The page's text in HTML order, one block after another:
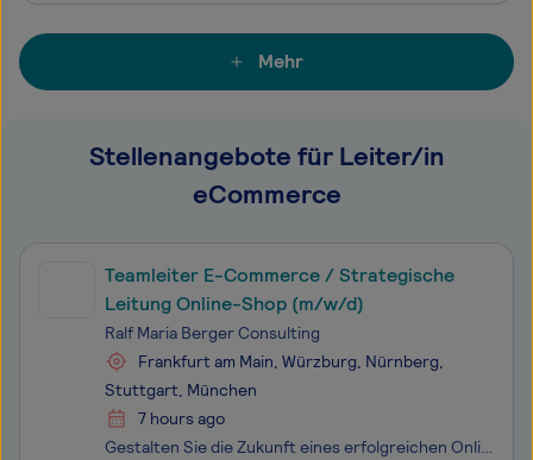
Mehr
Stellenangebote für Leiter/in
eCommerce
Teamleiter E-Commerce / Strategische
Leitung Online-Shop (m/w/d)
Ralf Maria Berger Consulting
Frankfurt am Main, Würzburg, Nürnberg,
Stuttgart, München
7 hours ago
Gestalten Sie die Zukunft eines erfolgreichen Online-Shops. Unser Klient Sie möchten einen etablierten E-Commerce-Shop nicht nur verwalten, sondern strategisch weiterentwickeln? Dann erwartet Sie eine verantwortungsvolle Schlüsselposition bei einem erfolgreichen Spezialanbieter für Gase, Gastechn